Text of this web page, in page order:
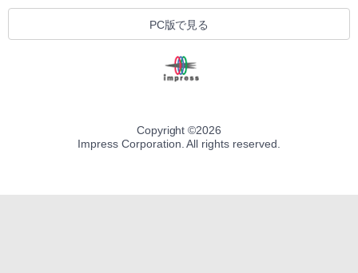
PC版で見る
Copyright ©2026
Impress Corporation. All rights reserved.